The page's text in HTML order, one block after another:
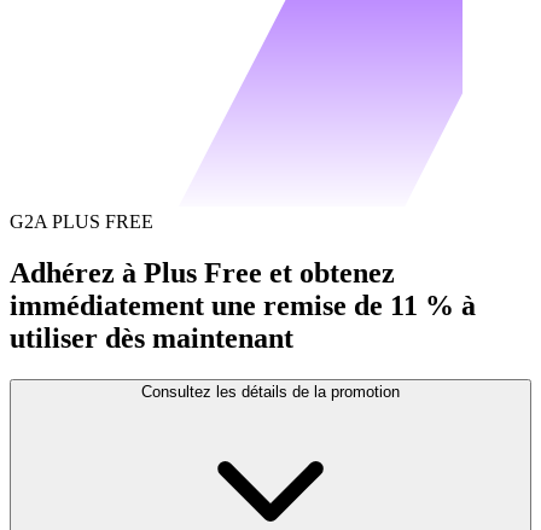
G2A PLUS FREE
Adhérez à Plus Free et obtenez
immédiatement une remise de 11 % à
utiliser dès maintenant
Consultez les détails de la promotion